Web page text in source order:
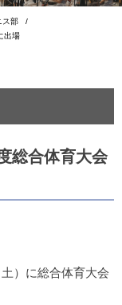
ス部
出場
総合体育大会
）に総合体育大会